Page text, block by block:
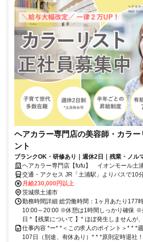
ヘアカラー専門店の美容師・カラー
ント
ブランクOK・研修あり｜週休2日｜残業・ノル
ヘアカラー専門店【fufu】 イオンモール土
交通・アクセス JR「土浦駅」よりバスで10
月給230,000円以上
茨城県土浦市
勤務時間詳細 総労働時間：1ヶ月あたり177
10:00～20:00 ※休憩は1時間しっかり確保
日 *【残業について 】* ほぼ発生しませんが
仕事内容 *ー* *＜この求人のポイント＞* * *
107日（別途、有休あり）* * *原則定時退社